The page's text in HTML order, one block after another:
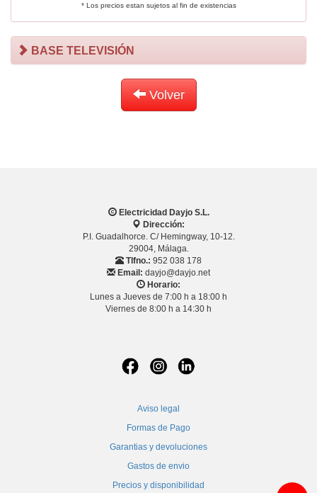
* Los precios estan sujetos al fin de existencias
BASE TELEVISIÓN
Volver
Electricidad Dayjo S.L.
Dirección:
P.I. Guadalhorce. C/ Hemingway, 10-12.
29004, Málaga.
Tlfno.: 952 038 178
Email: dayjo@dayjo.net
Horario:
Lunes a Jueves de 7:00 h a 18:00 h
Viernes de 8:00 h a 14:30 h
Aviso legal
Formas de Pago
Garantias y devoluciones
Gastos de envio
Precios y disponibilidad